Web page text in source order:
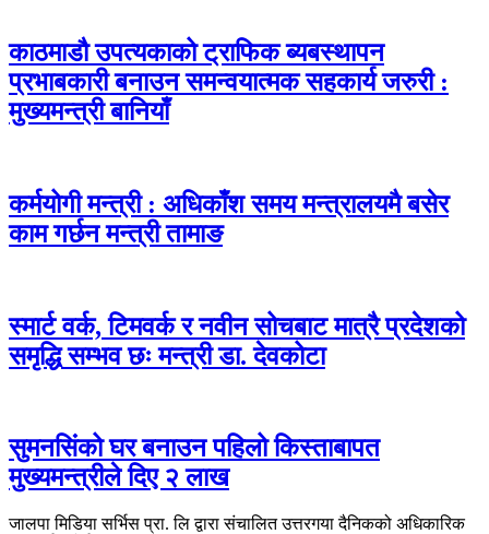
काठमाडौ उपत्यकाको ट्राफिक ब्यबस्थापन
प्रभाबकारी बनाउन समन्वयात्मक सहकार्य जरुरी :
मुख्यमन्त्री बानियाँ
कर्मयोगी मन्त्री : अधिकाँश समय मन्त्रालयमै बसेर
काम गर्छन मन्त्री तामाङ
स्मार्ट वर्क, टिमवर्क र नवीन सोचबाट मात्रै प्रदेशको
समृद्धि सम्भव छः मन्त्री डा. देवकोटा
सुमनसिंको घर बनाउन पहिलो किस्ताबापत
मुख्यमन्त्रीले दिए २ लाख
जालपा मिडिया सर्भिस प्रा. लि द्वारा संचालित उत्तरगया दैनिकको अधिकारिक